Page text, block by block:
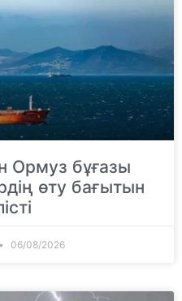
Ормуз бұғазы
өту бағытын
06/08/2026